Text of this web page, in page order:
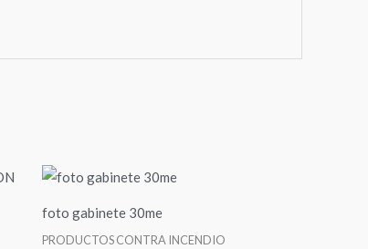
foto gabinete 30me
PRODUCTOS CONTRA INCENDIO